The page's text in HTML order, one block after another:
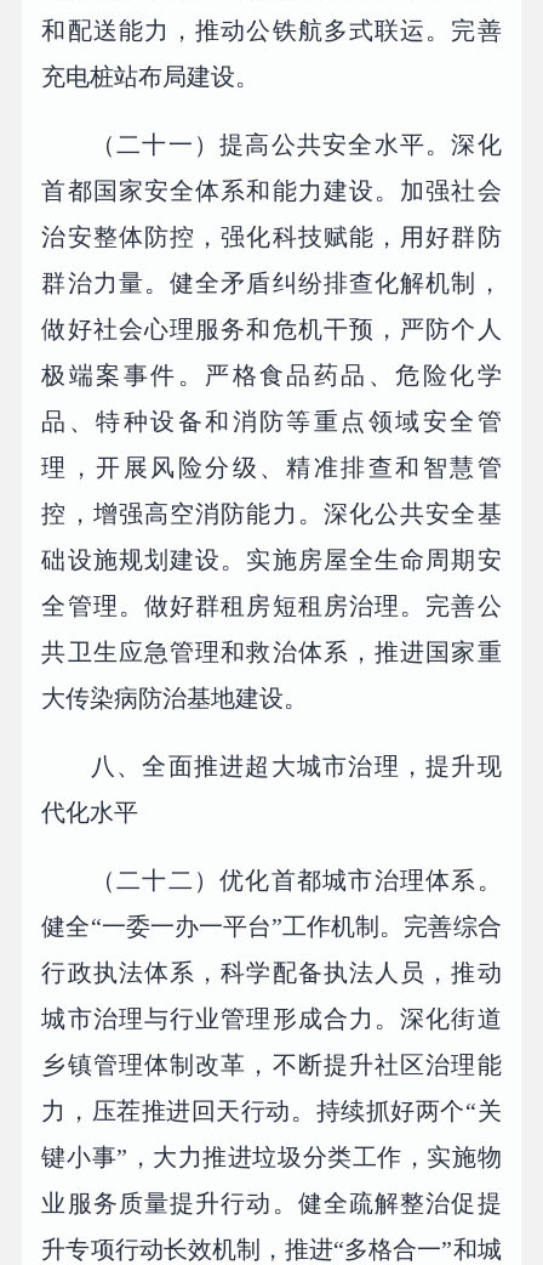
和配送能力，推动公铁航多式联运。完善
充电桩站布局建设。
（二十一）提高公共安全水平。深化
首都国家安全体系和能力建设。加强社会
治安整体防控，强化科技赋能，用好群防
群治力量。健全矛盾纠纷排查化解机制，
做好社会心理服务和危机干预，严防个人
极端案事件。严格食品药品、危险化学
品、特种设备和消防等重点领域安全管
理，开展风险分级、精准排查和智慧管
控，增强高空消防能力。深化公共安全基
础设施规划建设。实施房屋全生命周期安
全管理。做好群租房短租房治理。完善公
共卫生应急管理和救治体系，推进国家重
大传染病防治基地建设。
八、全面推进超大城市治理，提升现
代化水平
（二十二）优化首都城市治理体系。
健全“一委一办一平台”工作机制。完善综合
行政执法体系，科学配备执法人员，推动
城市治理与行业管理形成合力。深化街道
乡镇管理体制改革，不断提升社区治理能
力，压茬推进回天行动。持续抓好两个“关
键小事”，大力推进垃圾分类工作，实施物
业服务质量提升行动。健全疏解整治促提
升专项行动长效机制，推进“多格合一”和城